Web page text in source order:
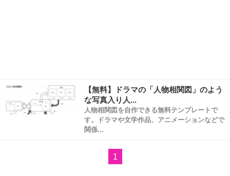
【無料】ドラマの「人物相関図」のよう
な写真入り人...
人物相関図を自作できる無料テンプレートで
す。ドラマや文学作品、アニメーションなどで
関係...
1